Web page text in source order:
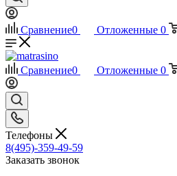
Сравнение0 Отложенные 0
Сравнение0 Отложенные 0
Телефоны
8(495)-359-49-59
Заказать звонок